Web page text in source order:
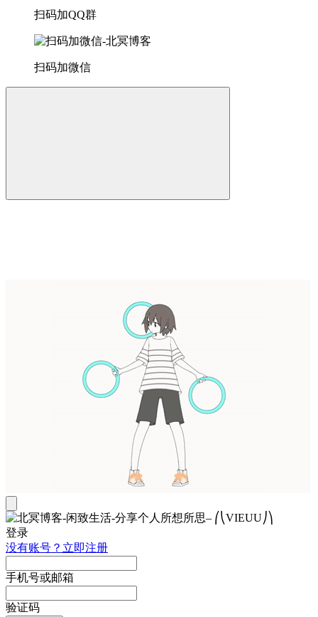
扫码加QQ群
扫码加微信
登录
没有账号？立即注册
手机号或邮箱
验证码